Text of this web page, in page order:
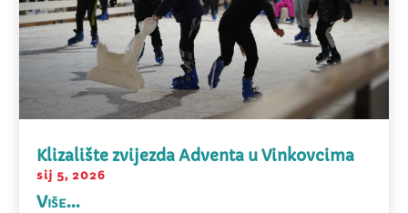
Klizalište zvijezda Adventa u Vinkovcima
sij 5, 2026
Više...